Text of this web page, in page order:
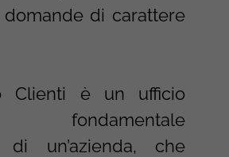
di carattere
Clienti è un ufficio
fondamentale
di un’azienda, che